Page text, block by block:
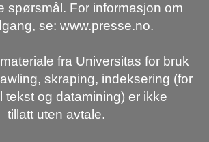
spørsmål. For informasjon om
se: www.presse.no.
fra Universitas for bruk
skraping, indeksering (for
tekst og datamining) er ikke
tillatt uten avtale.